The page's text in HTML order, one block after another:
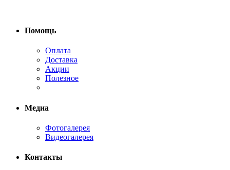
Помощь
Оплата
Доставка
Акции
Полезное
Медиа
Фотогалерея
Видеогалерея
Контакты